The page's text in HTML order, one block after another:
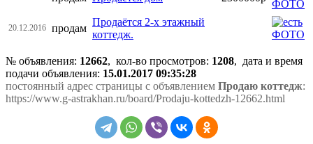
20.12.2016 продам
Продаётся 2-х этажный
коттедж.
№ объявления: 12662, кол-во просмотров: 1208, дата и время
подачи объявления: 15.01.2017 09:35:28
постоянный адрес страницы с объявлением Продаю коттедж:
https://www.g-astrakhan.ru/board/Prodaju-kottedzh-12662.html